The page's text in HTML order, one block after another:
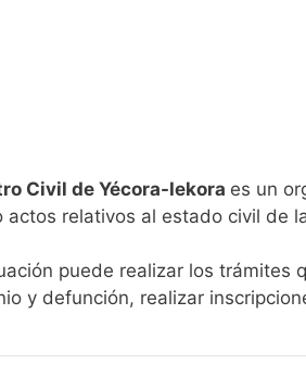
Civil de Yécora-Iekora es un
actos relativos al estado civil de
puede realizar los trámites
y defunción, realizar